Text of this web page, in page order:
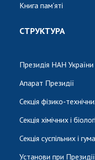
Книга пам'яті
СТРУКТУРА
Президія НАН України
Апарат Президії
Секція фізико-
Секція хімічних і
Секція суспільних і
Установи при Президії